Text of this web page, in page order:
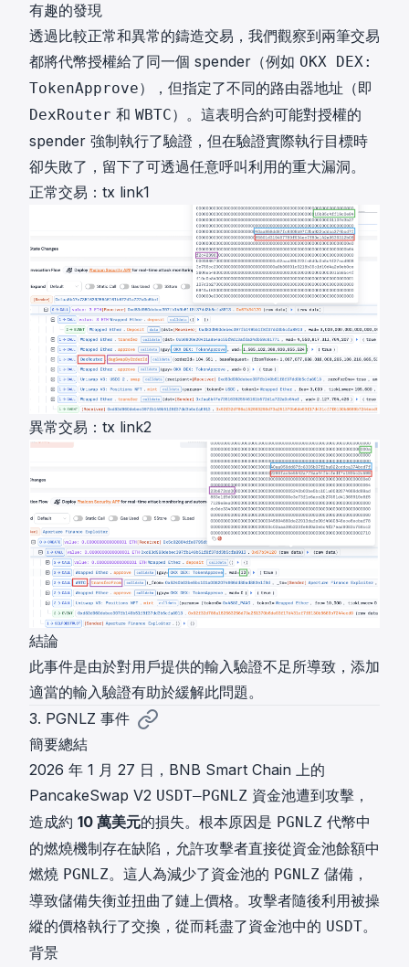
有趣的發現
透過比較正常和異常的鑄造交易，我們觀察到兩筆交易
都將代幣授權給了同一個 spender（例如 OKX DEX:
TokenApprove），但指定了不同的路由器地址（即
DexRouter 和 WBTC）。這表明合約可能對授權的
spender 強制執行了驗證，但在驗證實際執行目標時
卻失敗了，留下了可透過任意呼叫利用的重大漏洞。
正常交易： tx link1
異常交易： tx link2
結論
此事件是由於對用戶提供的輸入驗證不足所導致，添加
適當的輸入驗證有助於緩解此問題。
3. PGNLZ 事件
簡要總結
2026 年 1 月 27 日，BNB Smart Chain 上的
PancakeSwap V2 USDT–PGNLZ 資金池遭到攻擊，
造成約 10 萬美元的損失。根本原因是 PGNLZ 代幣中
的燃燒機制存在缺陷，允許攻擊者直接從資金池餘額中
燃燒 PGNLZ。這人為減少了資金池的 PGNLZ 儲備，
導致儲備失衡並扭曲了鏈上價格。攻擊者隨後利用被操
縱的價格執行了交換，從而耗盡了資金池中的 USDT。
背景